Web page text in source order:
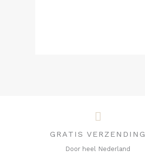
GRATIS VERZENDING
Door heel Nederland